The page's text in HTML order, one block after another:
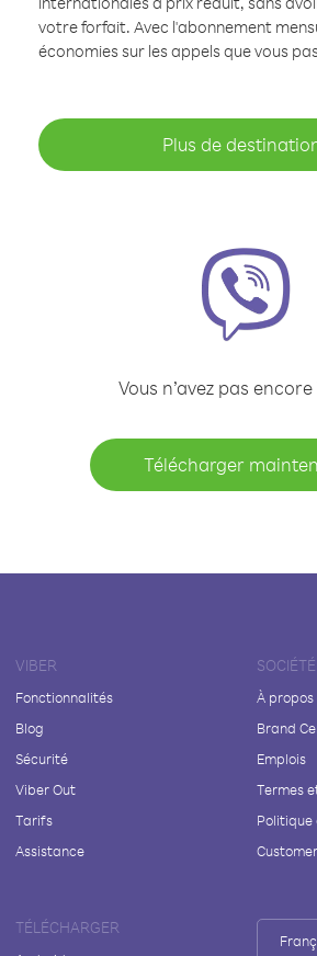
votre forfait. Avec l'abonnement
économies sur les appels que vous
Plus de
Vous n’avez pas
Télécharger
VIBER
Fonctionnalités
Blog
Sécurité
Viber Out
Tarifs
Assistance
SOCIÉTÉ
À
Brand
Emplois
Termes
TÉLÉCHARGER